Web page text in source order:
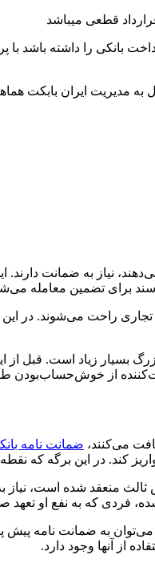
مدیریت ایران بابکت
می‌دهند، نیاز به ضمانت
برای تضمین معامله
تجاری راحت می‌شوند. در
بسیار زیاد است. قبل
از
می‌کنند، ضمانت نامه
کند. در این برگه که
منعقد ‌شده است، نیاز
فردی که به نفع او تعهد
می‌توان به ضمانت نامه
از آنها وجود دارد.